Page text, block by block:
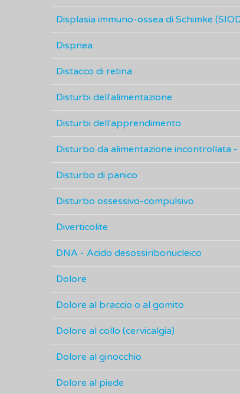
Displasia immuno-ossea di Schimke
Dispnea
Distacco di retina
Disturbi dell'alimentazione
Disturbi dell'apprendimento
Disturbo da alimentazione incontrollata -
Disturbo di panico
Disturbo ossessivo-compulsivo
Diverticolite
DNA - Acido desossiribonucleico
Dolore
Dolore al braccio o al gomito
Dolore al collo (cervicalgia)
Dolore al ginocchio
Dolore al piede